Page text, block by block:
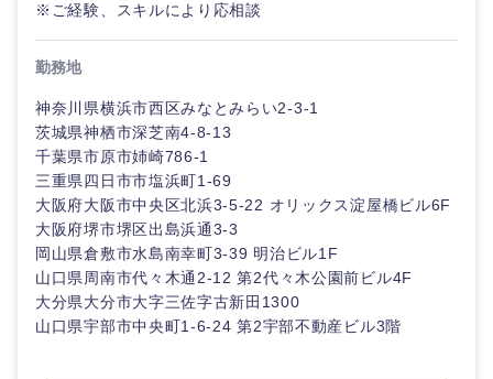
※ご経験、スキルにより応相談
勤務地
神奈川県横浜市西区みなとみらい2-3-1
茨城県神栖市深芝南4-8-13
千葉県市原市姉崎786-1
三重県四日市市塩浜町1-69
大阪府大阪市中央区北浜3-5-22 オリックス淀屋橋ビル6F
大阪府堺市堺区出島浜通3-3
岡山県倉敷市水島南幸町3-39 明治ビル1F
山口県周南市代々木通2-12 第2代々木公園前ビル4F
大分県大分市大字三佐字古新田1300
山口県宇部市中央町1-6-24 第2宇部不動産ビル3階